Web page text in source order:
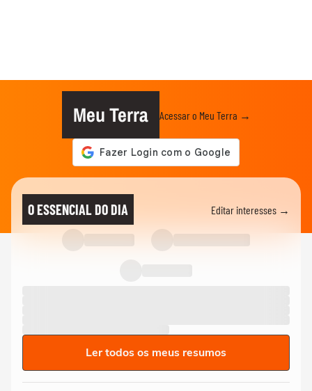
Meu Terra Acessar o Meu Terra →
O ESSENCIAL DO DIA Editar interesses →
Ler todos os meus resumos